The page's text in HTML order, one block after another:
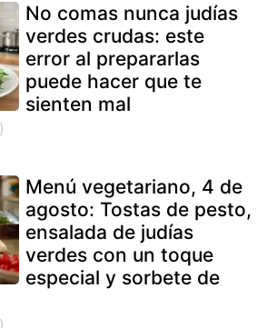
No comas nunca judías
verdes crudas: este
error al prepararlas
puede hacer que te
sienten mal
Menú vegetariano, 4 de
agosto: Tostas de pesto,
ensalada de judías
verdes con un toque
especial y sorbete de